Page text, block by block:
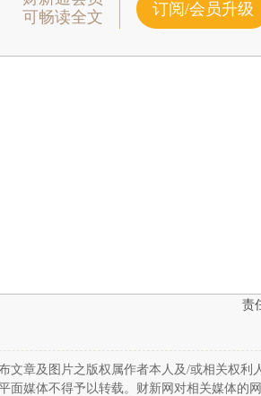
可畅读全文
订阅/会员升级
责
文章及图片之版权属作者本人及/或相关权利
面媒体不得予以转载。财新网对相关媒体的